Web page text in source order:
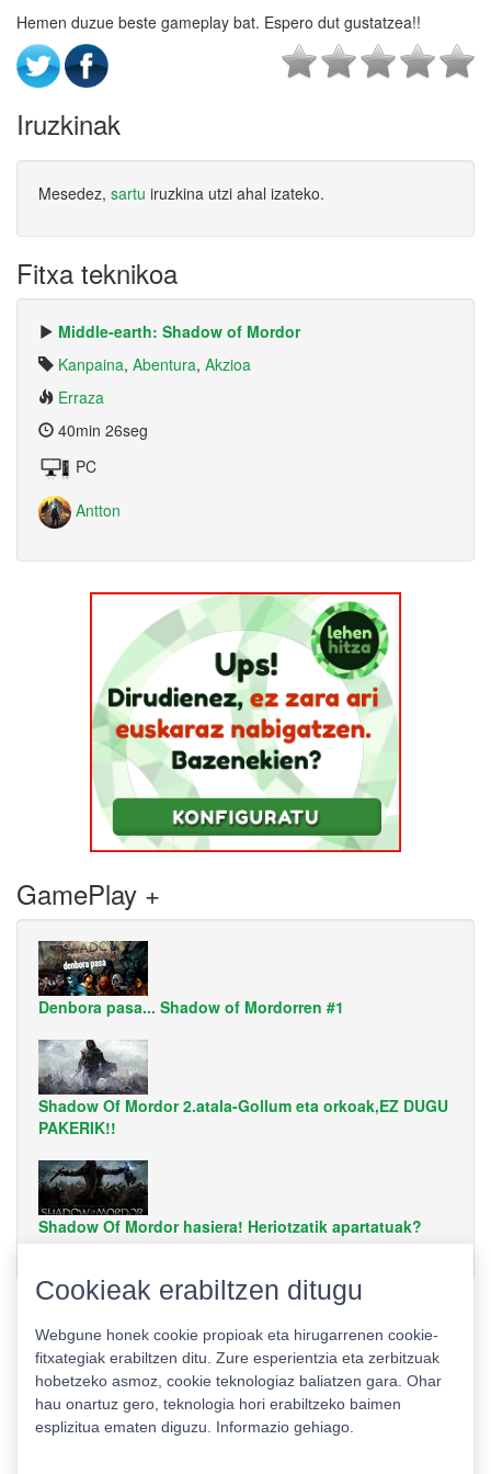
Hemen duzue beste gameplay bat. Espero dut gustatzea!!
Iruzkinak
Mesedez, sartu iruzkina utzi ahal izateko.
Fitxa teknikoa
Middle-earth: Shadow of Mordor
Kanpaina, Abentura, Akzioa
Erraza
40min 26seg
PC
Antton
GamePlay +
Denbora pasa... Shadow of Mordorren #1
Shadow Of Mordor 2.atala-Gollum eta orkoak,EZ DUGU
PAKERIK!!
Shadow Of Mordor hasiera! Heriotzatik apartatuak?
Cookieak erabiltzen ditugu
Webgune honek cookie propioak eta hirugarrenen cookie-
fitxategiak erabiltzen ditu. Zure esperientzia eta zerbitzuak
hobetzeko asmoz, cookie teknologiaz baliatzen gara. Ohar
hau onartuz gero, teknologia hori erabiltzeko baimen
esplizitua ematen diguzu. Informazio gehiago.